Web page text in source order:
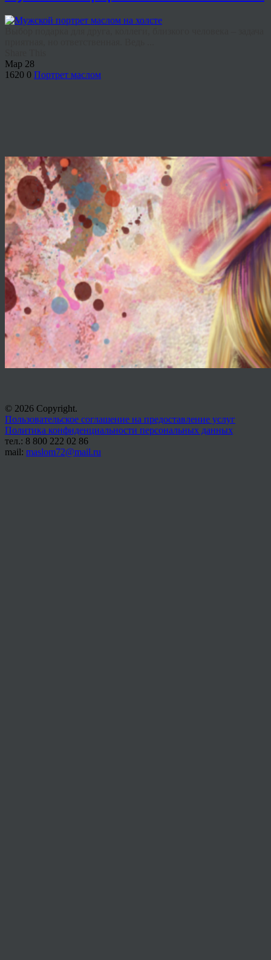
Мар 28
1620 0 Портрет маслом
© 2026 Copyright.
Пользовательское соглашение на предоставление услуг
Политика конфиденциальности персональных данных
тел.: 8 800 222 02 86
mail: maslom72@mail.ru